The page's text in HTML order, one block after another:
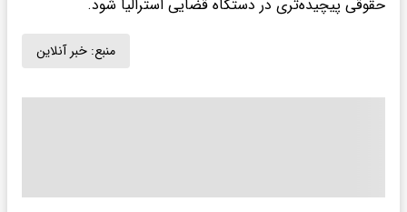
حقوقی پیچیده‌تری در دستگاه قضایی استرالیا شود.
منبع: خبر آنلاین